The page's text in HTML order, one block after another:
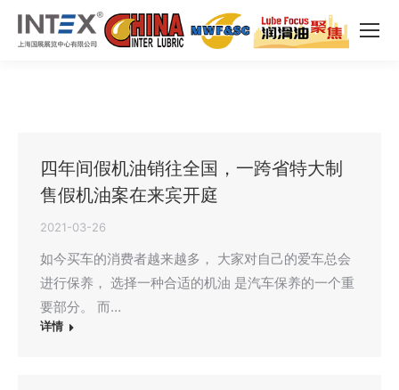
四年间假机油销往全国，一跨省特大制
售假机油案在来宾开庭
2021-03-26
如今买车的消费者越来越多， 大家对自己的爱车总会
进行保养， 选择一种合适的机油 是汽车保养的一个重
要部分。 而…
详情